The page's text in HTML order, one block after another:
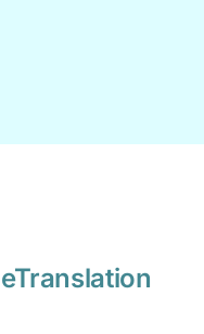
eTranslation